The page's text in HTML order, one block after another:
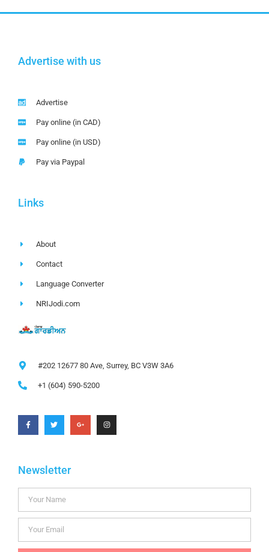
Advertise with us
Advertise
Pay online (in CAD)
Pay online (in USD)
Pay via Paypal
Links
About
Contact
Language Converter
NRIJodi.com
#202 12677 80 Ave, Surrey, BC V3W 3A6
+1 (604) 590-5200
Newsletter